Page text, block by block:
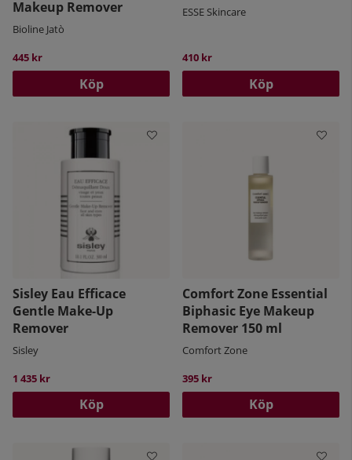
Makeup Remover
Bioline Jatò
445 kr
Köp
ESSE Skincare
410 kr
Köp
Sisley Eau Efficace
Gentle Make-Up
Remover
Sisley
1 435 kr
Köp
Comfort Zone Essential
Biphasic Eye Makeup
Remover 150 ml
Comfort Zone
395 kr
Köp